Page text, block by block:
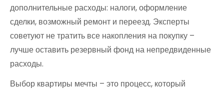
дополнительные расходы: налоги, оформление
сделки, возможный ремонт и переезд. Эксперты
советуют не тратить все накопления на покупку –
лучше оставить резервный фонд на непредвиденные
расходы.
Выбор квартиры мечты – это процесс, который